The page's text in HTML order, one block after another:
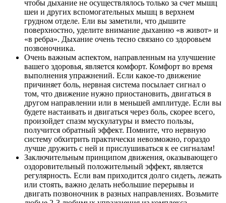
чтобы дыхание не осуществлялось только за счет мышц
шеи и других вспомогательных мышц в верхнем
грудном отделе. Ели вы заметили, что дышите
поверхностно, уделите внимание дыханию «в живот» и
«в ребра». Дыхание очень тесно связано со здоровьем
позвоночника.
Очень важным аспектом, направленным на улучшение
вашего здоровья, является комфорт. Комфорт во время
выполнения упражнений. Если какое-то движение
причиняет боль, нервная система посылает сигнал о
том, что движение нужно приостановить, двигаться в
другом направлении или в меньшей амплитуде. Если вы
будете настаивать и двигаться через боль, скорее всего,
произойдет спазм мускулатуры и вместо пользы,
получится обратный эффект. Помните, что нервную
систему обхитрить практически невозможно, гораздо
лучше дружить с ней и прислушиваться к ее сигналам!
Заключительным принципом движения, оказывающего
оздоровительный положительный эффект, является
регулярность. Если вам приходится долго сидеть, лежать
или стоять, важно делать небольшие перерывы и
двигать позвоночник в разных направлениях. Возьмите